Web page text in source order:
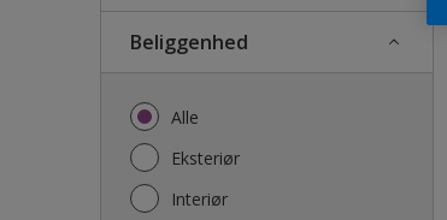
Beliggenhed
Alle
Eksteriør
Interiør